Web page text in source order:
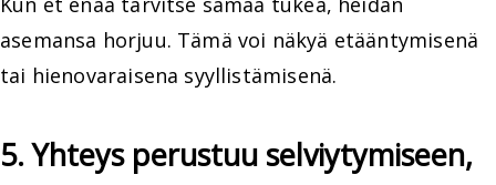
asemansa horjuu. Tämä voi näkyä etääntymisenä
tai hienovaraisena syyllistämisenä.
5. Yhteys perustuu selviytymiseen,